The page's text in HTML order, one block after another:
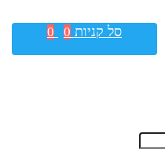
סל קניות 0
0